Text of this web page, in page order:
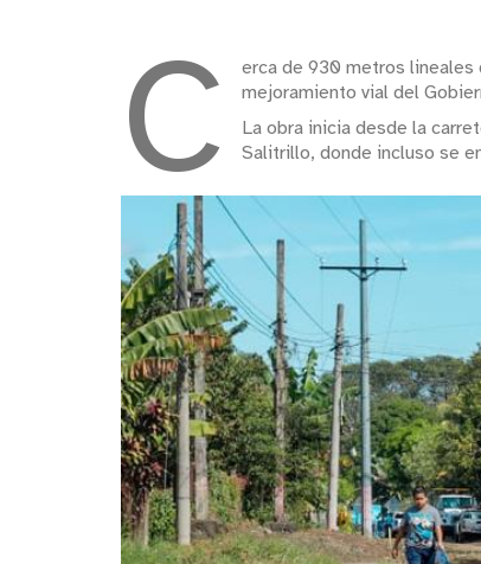
C
erca de 930 metros lineales
mejoramiento vial del
La obra inicia desde la
Salitrillo, donde incluso se